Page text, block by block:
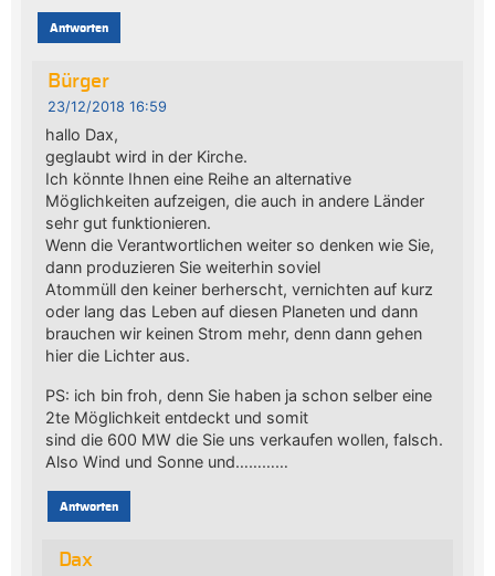
Antworten
Bürger
23/12/2018 16:59
hallo Dax,
geglaubt wird in der Kirche.
Ich könnte Ihnen eine Reihe an alternative
Möglichkeiten aufzeigen, die auch in andere Länder
sehr gut funktionieren.
Wenn die Verantwortlichen weiter so denken wie Sie,
dann produzieren Sie weiterhin soviel
Atommüll den keiner berherscht, vernichten auf kurz
oder lang das Leben auf diesen Planeten und dann
brauchen wir keinen Strom mehr, denn dann gehen
hier die Lichter aus.
PS: ich bin froh, denn Sie haben ja schon selber eine
2te Möglichkeit entdeckt und somit
sind die 600 MW die Sie uns verkaufen wollen, falsch.
Also Wind und Sonne und…………
Antworten
Dax